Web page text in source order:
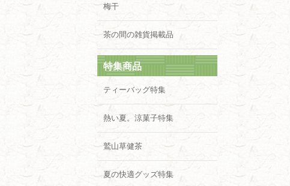
梅干
茶の間の雑貨掲載品
特集商品
ティーバッグ特集
熱い夏。涼菓子特集
鷲山草健茶
夏の快適グッズ特集